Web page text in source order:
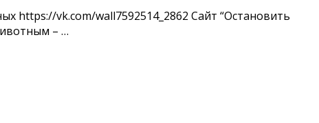
https://vk.com/wall7592514_2862 Сайт “Остановить
– …